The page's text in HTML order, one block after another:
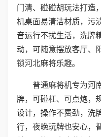
门清、碰碰胡玩法打造
机桌面易清洁材质，污
音运行不扰生活，洗牌
动，可随意摆放客厅、
锁河北麻将乐趣。
普通麻将机专为河
牌，可碰杠、可点炮，
设计，操作不费劲，洗
行，夜晚玩牌也安心，